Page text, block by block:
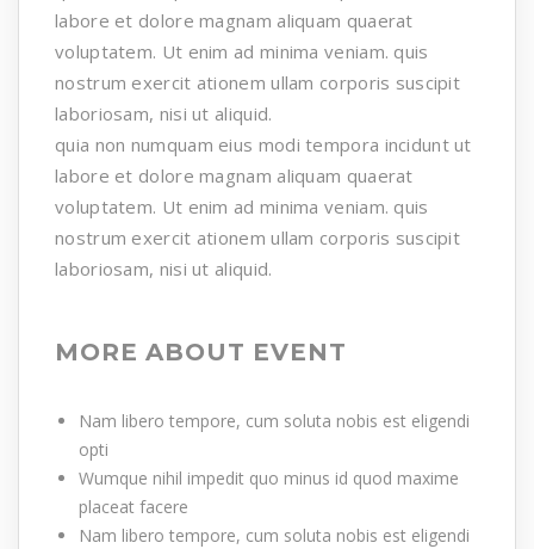
labore et dolore magnam aliquam quaerat
voluptatem. Ut enim ad minima veniam. quis
nostrum exercit ationem ullam corporis suscipit
laboriosam, nisi ut aliquid.
quia non numquam eius modi tempora incidunt ut
labore et dolore magnam aliquam quaerat
voluptatem. Ut enim ad minima veniam. quis
nostrum exercit ationem ullam corporis suscipit
laboriosam, nisi ut aliquid.
MORE ABOUT EVENT
Nam libero tempore, cum soluta nobis est eligendi
opti
Wumque nihil impedit quo minus id quod maxime
placeat facere
Nam libero tempore, cum soluta nobis est eligendi